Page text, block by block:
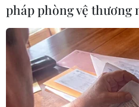
pháp phòng vệ thương